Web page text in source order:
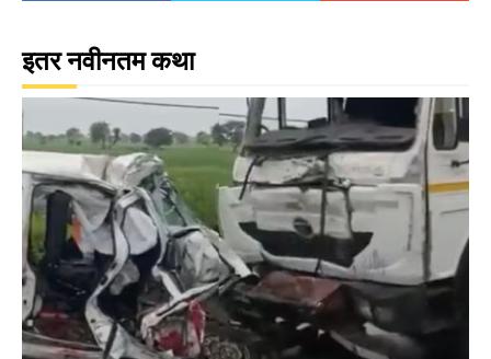
इतर नवीनतम कथा